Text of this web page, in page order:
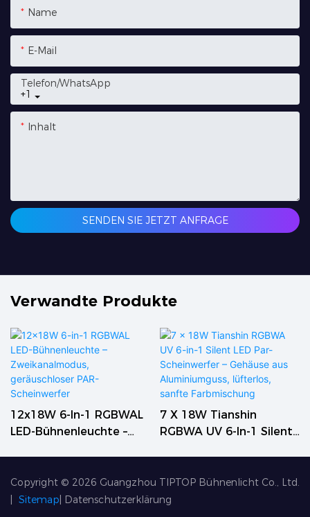
Name
E-Mail
+1
Telefon/WhatsApp
Inhalt
SENDEN SIE JETZT ANFRAGE
Verwandte Produkte
12x18W 6-In-1 RGBWAL
LED-Bühnenleuchte –
Scheinwerfer
7 X 18W Tianshin
RGBWA UV 6-In-1 Silent
Aluminiumguss,
Lüfterlos, Sanfte
Copyright © 2026 Guangzhou TIPTOP Bühnenlicht Co., Ltd.
Sitemap Datenschutzerklärung